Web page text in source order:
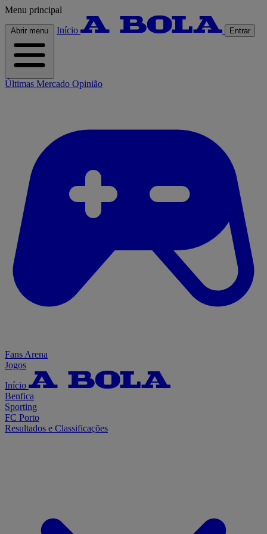
Menu principal
Abrir menu Início Entrar
Últimas Mercado Opinião
Fans Arena
Jogos
Início
Benfica
Sporting
FC Porto
Resultados e Classificações